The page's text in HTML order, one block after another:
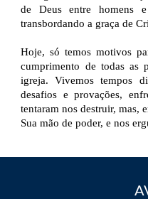
de Deus entre homens
transbordando a graça de
Hoje, só temos motivos
cumprimento de todas as
igreja. Vivemos tempos
desafios e provações,
tentaram nos destruir, mas,
Sua mão de poder, e nos